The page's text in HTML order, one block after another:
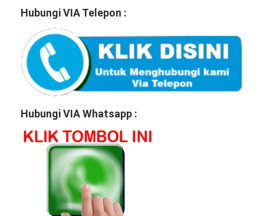
Hubungi VIA Telepon :
Hubungi VIA Whatsapp :